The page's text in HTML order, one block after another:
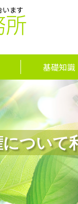
ついて
います
所
基礎知識